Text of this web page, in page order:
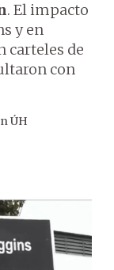
. El impacto
y en
carteles de
con
ÚH